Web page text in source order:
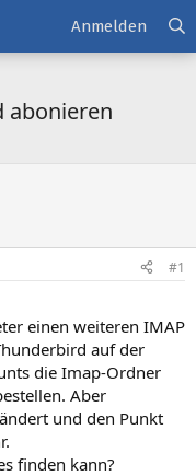
Anmelden
abonieren
#1
einen weiteren IMAP
auf der
die Imap-Ordner
Aber
und den Punkt
finden kann?